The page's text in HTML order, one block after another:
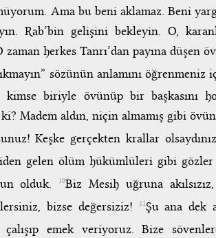
Ama bu beni aklamaz. Beni
Rab’bin gelişini bekleyin. O,
herkes Tanrı’dan payına düşen
sözünün anlamını
biriyle övünüp bir başkasını
Madem aldın, niçin almamış gibi
Keşke gerçekten krallar
gelen ölüm hükümlüleri gibi
olduk.
10Biz Mesih uğruna
bizse değersiziz!
11Şu ana dek
emek veriyoruz. Bize